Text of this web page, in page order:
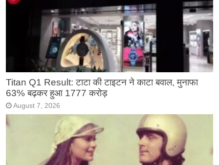
Titan Q1 Result: टाटा की टाइटन ने काटा बवाल, मुनाफा
63% बढ़कर हुआ 1777 करोड़
August 7, 2026